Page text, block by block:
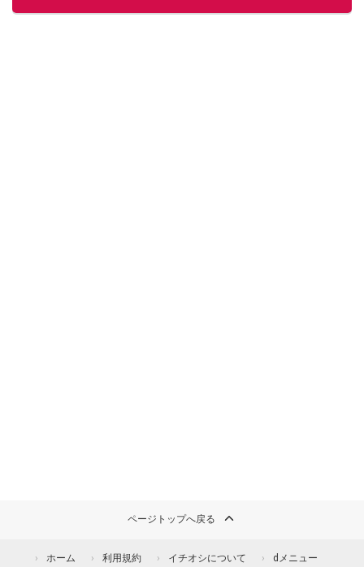
ページトップへ戻る
ホーム 利用規約 イチオシについて dメニュー